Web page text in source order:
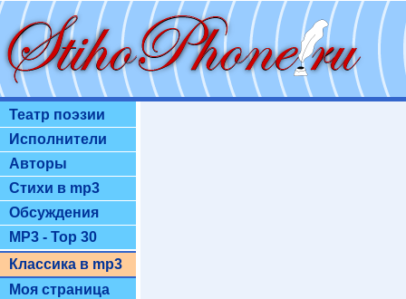
Театр поэзии
Исполнители
Авторы
Стихи в mp3
Обсуждения
MP3 - Top 30
Классика в mp3
Моя страница